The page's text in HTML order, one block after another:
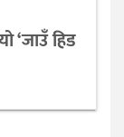
‘जाउँ हिड